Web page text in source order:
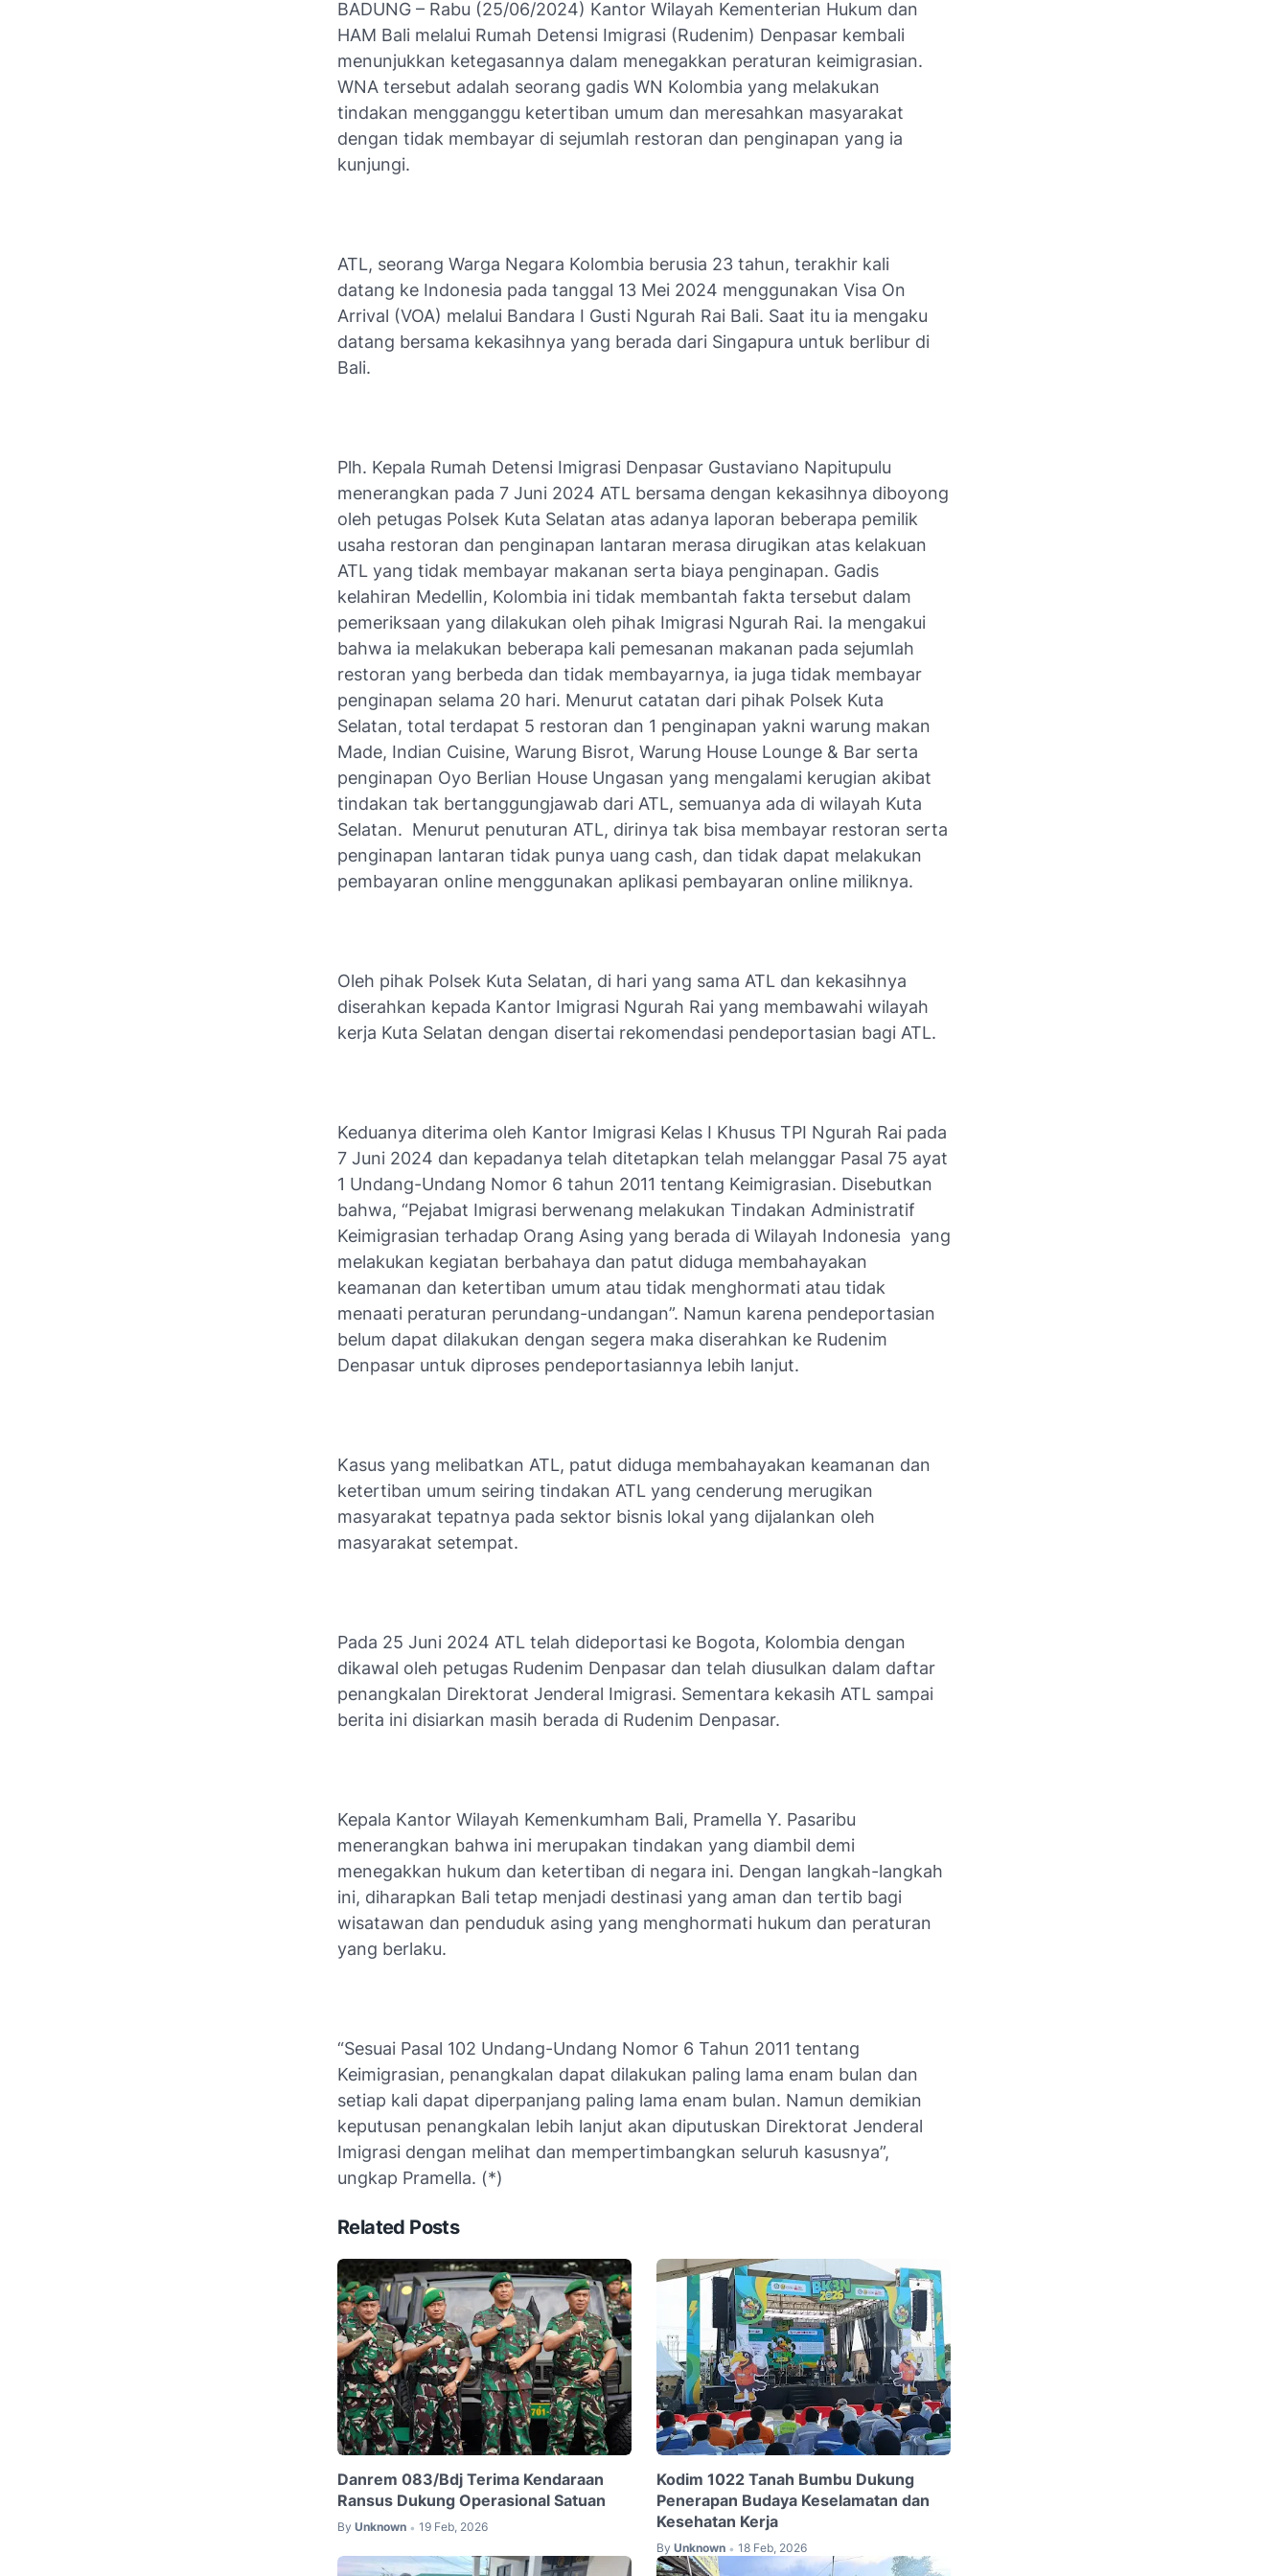
BADUNG – Rabu (25/06/2024) Kantor Wilayah Kementerian Hukum dan
HAM Bali melalui Rumah Detensi Imigrasi (Rudenim) Denpasar kembali
menunjukkan ketegasannya dalam menegakkan peraturan keimigrasian.
WNA tersebut adalah seorang gadis WN Kolombia yang melakukan
tindakan mengganggu ketertiban umum dan meresahkan masyarakat
dengan tidak membayar di sejumlah restoran dan penginapan yang ia
kunjungi.
ATL, seorang Warga Negara Kolombia berusia 23 tahun, terakhir kali
datang ke Indonesia pada tanggal 13 Mei 2024 menggunakan Visa On
Arrival (VOA) melalui Bandara I Gusti Ngurah Rai Bali. Saat itu ia mengaku
datang bersama kekasihnya yang berada dari Singapura untuk berlibur di
Bali.
Plh. Kepala Rumah Detensi Imigrasi Denpasar Gustaviano Napitupulu
menerangkan pada 7 Juni 2024 ATL bersama dengan kekasihnya diboyong
oleh petugas Polsek Kuta Selatan atas adanya laporan beberapa pemilik
usaha restoran dan penginapan lantaran merasa dirugikan atas kelakuan
ATL yang tidak membayar makanan serta biaya penginapan. Gadis
kelahiran Medellin, Kolombia ini tidak membantah fakta tersebut dalam
pemeriksaan yang dilakukan oleh pihak Imigrasi Ngurah Rai. Ia mengakui
bahwa ia melakukan beberapa kali pemesanan makanan pada sejumlah
restoran yang berbeda dan tidak membayarnya, ia juga tidak membayar
penginapan selama 20 hari. Menurut catatan dari pihak Polsek Kuta
Selatan, total terdapat 5 restoran dan 1 penginapan yakni warung makan
Made, Indian Cuisine, Warung Bisrot, Warung House Lounge & Bar serta
penginapan Oyo Berlian House Ungasan yang mengalami kerugian akibat
tindakan tak bertanggungjawab dari ATL, semuanya ada di wilayah Kuta
Selatan. Menurut penuturan ATL, dirinya tak bisa membayar restoran serta
penginapan lantaran tidak punya uang cash, dan tidak dapat melakukan
pembayaran online menggunakan aplikasi pembayaran online miliknya.
Oleh pihak Polsek Kuta Selatan, di hari yang sama ATL dan kekasihnya
diserahkan kepada Kantor Imigrasi Ngurah Rai yang membawahi wilayah
kerja Kuta Selatan dengan disertai rekomendasi pendeportasian bagi ATL.
Keduanya diterima oleh Kantor Imigrasi Kelas I Khusus TPI Ngurah Rai pada
7 Juni 2024 dan kepadanya telah ditetapkan telah melanggar Pasal 75 ayat
1 Undang-Undang Nomor 6 tahun 2011 tentang Keimigrasian. Disebutkan
bahwa, “Pejabat Imigrasi berwenang melakukan Tindakan Administratif
Keimigrasian terhadap Orang Asing yang berada di Wilayah Indonesia yang
melakukan kegiatan berbahaya dan patut diduga membahayakan
keamanan dan ketertiban umum atau tidak menghormati atau tidak
menaati peraturan perundang-undangan”. Namun karena pendeportasian
belum dapat dilakukan dengan segera maka diserahkan ke Rudenim
Denpasar untuk diproses pendeportasiannya lebih lanjut.
Kasus yang melibatkan ATL, patut diduga membahayakan keamanan dan
ketertiban umum seiring tindakan ATL yang cenderung merugikan
masyarakat tepatnya pada sektor bisnis lokal yang dijalankan oleh
masyarakat setempat.
Pada 25 Juni 2024 ATL telah dideportasi ke Bogota, Kolombia dengan
dikawal oleh petugas Rudenim Denpasar dan telah diusulkan dalam daftar
penangkalan Direktorat Jenderal Imigrasi. Sementara kekasih ATL sampai
berita ini disiarkan masih berada di Rudenim Denpasar.
Kepala Kantor Wilayah Kemenkumham Bali, Pramella Y. Pasaribu
menerangkan bahwa ini merupakan tindakan yang diambil demi
menegakkan hukum dan ketertiban di negara ini. Dengan langkah-langkah
ini, diharapkan Bali tetap menjadi destinasi yang aman dan tertib bagi
wisatawan dan penduduk asing yang menghormati hukum dan peraturan
yang berlaku.
“Sesuai Pasal 102 Undang-Undang Nomor 6 Tahun 2011 tentang
Keimigrasian, penangkalan dapat dilakukan paling lama enam bulan dan
setiap kali dapat diperpanjang paling lama enam bulan. Namun demikian
keputusan penangkalan lebih lanjut akan diputuskan Direktorat Jenderal
Imigrasi dengan melihat dan mempertimbangkan seluruh kasusnya”,
ungkap Pramella. (*)
Related Posts
Danrem 083/Bdj Terima Kendaraan
Ransus Dukung Operasional Satuan
By Unknown • 19 Feb, 2026
Kodim 1022 Tanah Bumbu Dukung
Penerapan Budaya Keselamatan dan
Kesehatan Kerja
By Unknown • 18 Feb, 2026